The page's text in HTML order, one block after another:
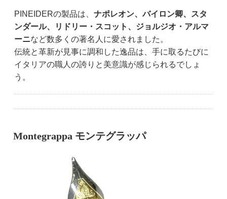
PINEIDERの製品は、 ナポレオン、バイロン卿、スタ
ンダール、リドリー・スコット、ジョルジオ・アルマ
ーニなど数多くの著名人に愛されました。
伝統と革新が見事に調和した逸品は、手に取るたびに
イタリアの職人の誇りと美意識が感じられるでしょ
う。
Montegrappa モンテグラッパ